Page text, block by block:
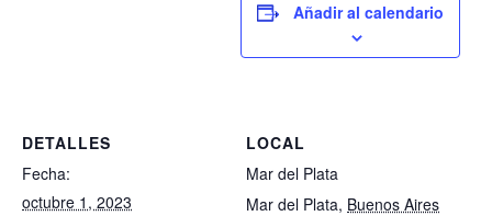
Añadir al calendario
DETALLES
Fecha:
octubre 1, 2023
LOCAL
Mar del Plata
Mar del Plata, Buenos Aires